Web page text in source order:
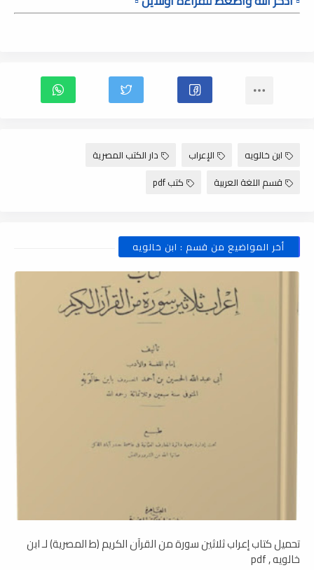
ابن خالويه الإعراب
دار الكتب المصرية
قسم اللغة العربية
كتب pdf
أخر المواضيع من قسم : ابن خالويه
تحميل كتاب إعراب ثلاثين سورة من القرآن الكريم (ط المصرية) لـ ابن
خالويه , pdf